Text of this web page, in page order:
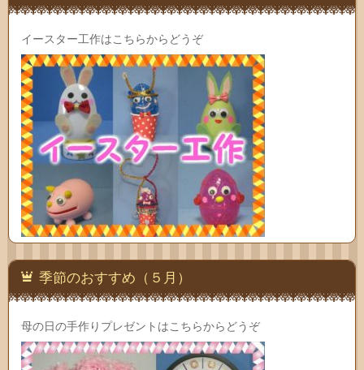
イースター工作はこちらからどうぞ
季節のおすすめ（５月）
母の日の手作りプレゼントはこちらからどうぞ